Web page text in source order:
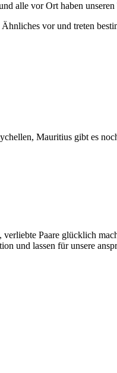
alle vor Ort haben
vor und treten
Mauritius gibt es
verliebte Paare glücklich
und lassen für unsere